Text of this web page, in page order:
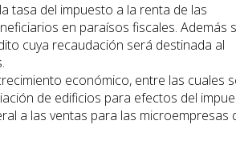
tasa del impuesto a la renta de las
en paraísos fiscales. Además
cuya recaudación será destinada al
económico, entre las cuales
de edificios para efectos del
a las ventas para las microempresas